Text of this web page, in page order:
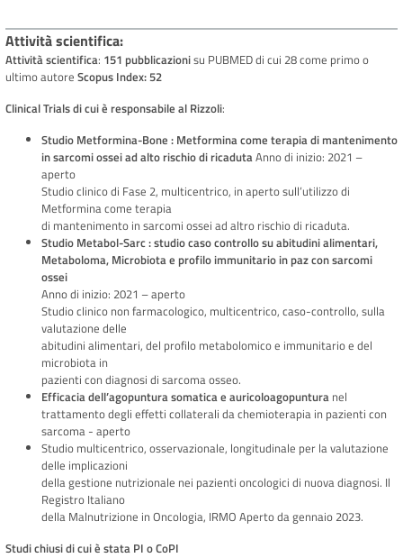
Attività scientifica
Attività scientifica: 151 pubblicazionisu PUBMED di cui 28 come primo o
ultimo autore Scopus Index: 52
Clinical Trials di cui è responsabile al Rizzoli:
Studio Metformina-Bone : Metformina come terapia di mantenimento
in sarcomi ossei ad alto rischio di ricadutaAnno di inizio: 2021 –
aperto
Studio clinico di Fase 2, multicentrico, in aperto sull’utilizzo di
Metformina come terapia
di mantenimento in sarcomi ossei ad altro rischio di ricaduta.
Studio Metabol-Sarc : studio caso controllo su abitudini alimentari,
Metaboloma, Microbiota e profilo immunitario in paz con sarcomi
ossei
Anno di inizio: 2021 – aperto
Studio clinico non farmacologico, multicentrico, caso-controllo, sulla
valutazione delle
abitudini alimentari, del profilo metabolomico e immunitario e del
microbiota in
pazienti con diagnosi di sarcoma osseo.
Efficacia dell’agopuntura somatica e auricoloagopuntura nel
trattamento degli effetti collaterali da chemioterapia in pazienti con
sarcoma - aperto
Studio multicentrico, osservazionale, longitudinale per la valutazione
delle implicazioni
della gestione nutrizionale nei pazienti oncologici di nuova diagnosi. Il
Registro Italiano
della Malnutrizione in Oncologia, IRMO Aperto da gennaio 2023.
Studi chiusi di cui è stata PI o CoPI